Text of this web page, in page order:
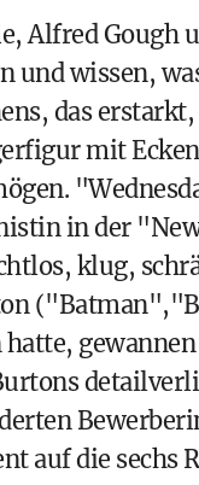
Alfred
und wissen,
das
mit
in der
klug,
auf die sechs